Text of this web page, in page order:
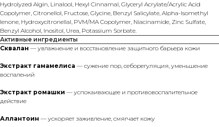
Hydrolyzed Algin, Linalool, Hexyl Cinnamal, Glyceryl Acrylate/Acrylic Acid
Copolymer, Citronellol, Fructose, Glycine, Benzyl Salicylate, Alpha-Isomethyl
lenone, Hydroxycitronellal, PVM/MA Copolymer, Niacinamide, Zinc Sulfate,
Benzyl Alcohol, Inositol, Urea, Potassium Sorbate.
Активные ингредиенты
Сквалан — увлажнение и восстановление защитного барьера кожи
Экстракт гамамелиса — сужение пор, себорегуляция, уменьшение
воспалений
Экстракт ромашки — успокаивающее и противовоспалительное
действие
Аллантоин — ускоряет заживление, смягчает кожу